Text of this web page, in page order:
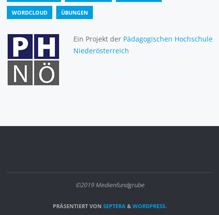
WORDCLOUD ÜBUNGEN
Ein Projekt der Pädagogischen Hochschule
Niederösterreich
©2019 Medienfundgrube
PRÄSENTIERT VON SEPTERA& WORDPRESS.